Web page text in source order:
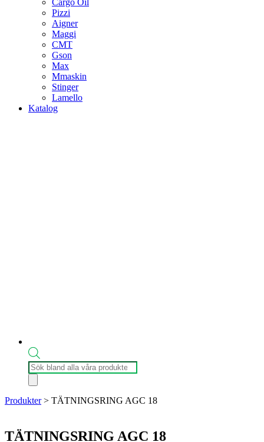
Pizzi
Aigner
Maggi
CMT
Gson
Max
Mmaskin
Stinger
Lamello
Katalog
Produktsökning
Produkter> TÄTNINGSRING AGC 18
TÄTNINGSRING AGC 18